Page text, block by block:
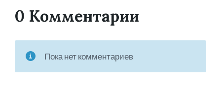
0 Комментарии
Пока нет комментариев